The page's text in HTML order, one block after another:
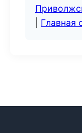
Главная